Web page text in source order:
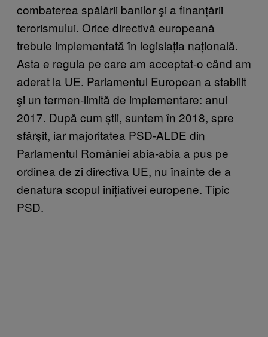
combaterea spălării banilor şi a finanțării
terorismului. Orice directivă europeană
trebuie implementată în legislația națională.
Asta e regula pe care am acceptat-o când am
aderat la UE. Parlamentul European a stabilit
şi un termen-limită de implementare: anul
2017. După cum știi, suntem în 2018, spre
sfârşit, iar majoritatea PSD-ALDE din
Parlamentul României abia-abia a pus pe
ordinea de zi directiva UE, nu înainte de a
denatura scopul inițiativei europene. Tipic
PSD.